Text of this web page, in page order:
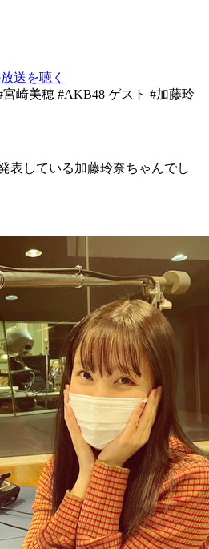
送を聴く
崎美穂 #AKB48 ゲスト #加藤玲
表している加藤玲奈ちゃんでし